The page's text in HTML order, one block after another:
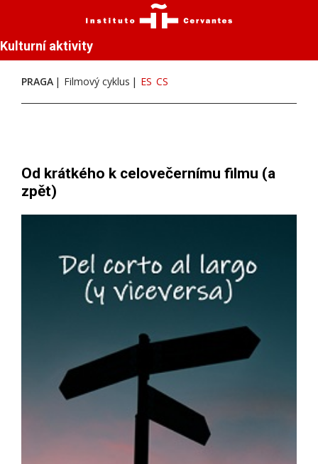
Kulturní aktivity
PRAGA Filmový cyklus ES CS
Od krátkého k celovečernímu filmu (a
zpět)